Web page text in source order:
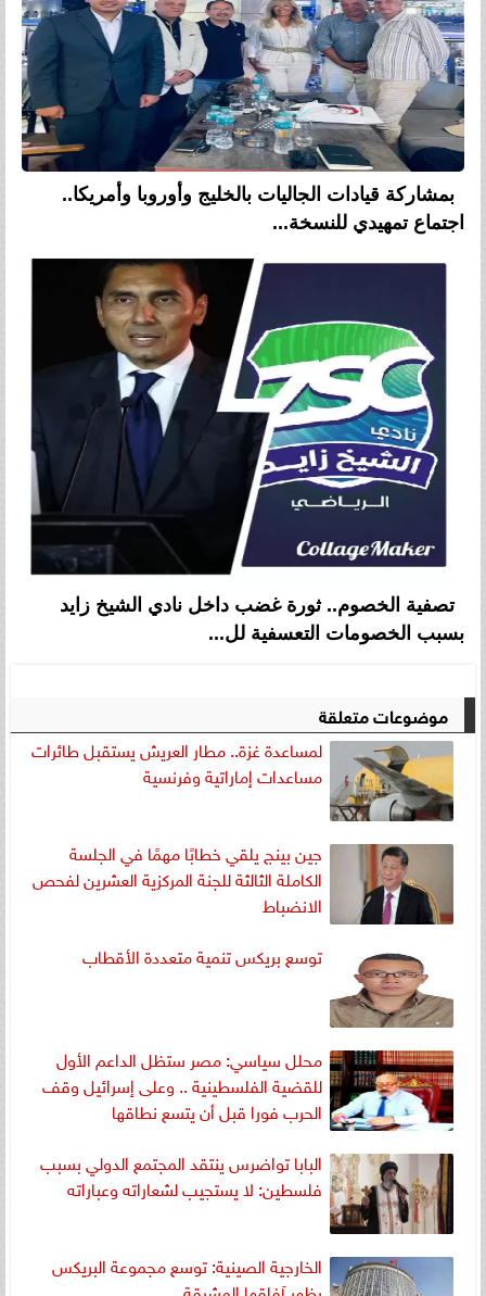
بمشاركة قيادات الجاليات بالخليج وأوروبا وأمريكا..
اجتماع تمهيدي للنسخة...
تصفية الخصوم.. ثورة غضب داخل نادي الشيخ زايد
بسبب الخصومات التعسفية لل...
موضوعات متعلقة
لمساعدة غزة.. مطار العريش يستقبل طائرات
مساعدات إماراتية وفرنسية
جين بينج يلقي خطابًا مهمًا في الجلسة
الكاملة الثالثة للجنة المركزية العشرين لفحص
الانضباط
توسع بريكس تنمية متعددة الأقطاب
محلل سياسي: مصر ستظل الداعم الأول
للقضية الفلسطينية .. وعلى إسرائيل وقف
الحرب فورا قبل أن يتسع نطاقها
البابا تواضرس ينتقد المجتمع الدولي بسبب
فلسطين: لا يستجيب لشعاراته وعباراته
الخارجية الصينية: توسع مجموعة البريكس